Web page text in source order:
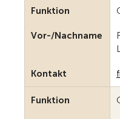
Funktion
Vor-/Nachname
Kontakt
Funktion